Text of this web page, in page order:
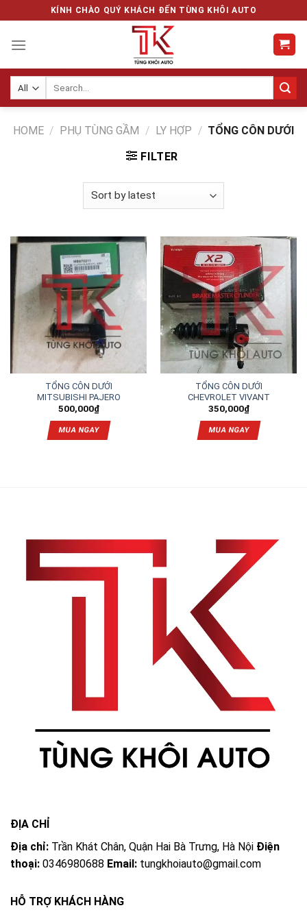
content
KÍNH CHÀO QUÝ KHÁCH ĐẾN TÙNG KHÔI AUTO
HOME / PHỤ TÙNG GẦM / LY HỢP / TỔNG CÔN DƯỚI
FILTER
TỔNG CÔN DƯỚI
MITSUBISHI PAJERO
500,000₫
MUA NGAY
TỔNG CÔN DƯỚI
CHEVROLET VIVANT
350,000₫
MUA NGAY
ĐỊA CHỈ
Địa chỉ: Trần Khát Chân, Quận Hai Bà Trưng, Hà Nội Điện
thoại: 0346980688 Email: tungkhoiauto@gmail.com
HỖ TRỢ KHÁCH HÀNG